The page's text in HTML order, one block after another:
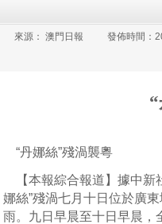
來源： 澳門日報 發佈時間：
“丹娜絲”殘渦襲粵
【本報綜合報道】據中新
娜絲”殘渦七月十日位於廣
雨。九日早晨至十日早晨，